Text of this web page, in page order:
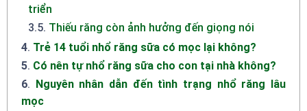
triển
3.5. Thiếu răng còn ảnh hưởng đến giọng nói
4. Trẻ 14 tuổi nhổ răng sữa có mọc lại không?
5. Có nên tự nhổ răng sữa cho con tại nhà không?
6. Nguyên nhân dẫn đến tình trạng nhổ răng lâu
mọc